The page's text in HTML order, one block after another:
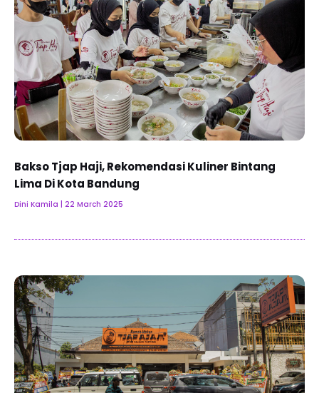
Bakso Tjap Haji, Rekomendasi Kuliner Bintang
Lima Di Kota Bandung
Dini Kamila 22 March 2025